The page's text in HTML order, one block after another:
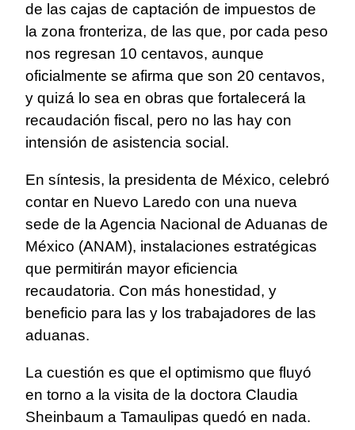
de las cajas de captación de impuestos de
la zona fronteriza, de las que, por cada peso
nos regresan 10 centavos, aunque
oficialmente se afirma que son 20 centavos,
y quizá lo sea en obras que fortalecerá la
recaudación fiscal, pero no las hay con
intensión de asistencia social.
En síntesis, la presidenta de México, celebró
contar en Nuevo Laredo con una nueva
sede de la Agencia Nacional de Aduanas de
México (ANAM), instalaciones estratégicas
que permitirán mayor eficiencia
recaudatoria. Con más honestidad, y
beneficio para las y los trabajadores de las
aduanas.
La cuestión es que el optimismo que fluyó
en torno a la visita de la doctora Claudia
Sheinbaum a Tamaulipas quedó en nada.